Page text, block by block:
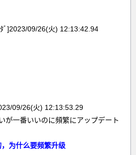
ﾞ]2023/09/26(火) 12:13:42.94
09/26(火) 12:13:53.29
が一番いいのに頻繁にアップデート
为什么要频繁升级